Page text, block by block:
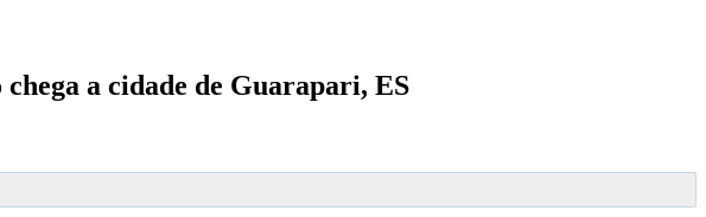
a cidade de Guarapari, ES